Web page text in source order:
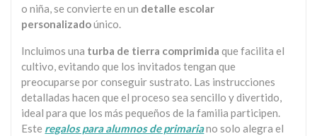
o niña, se convierte en un detalle escolar
personalizadoúnico.
Incluimos una turba de tierra comprimida que facilita el
cultivo, evitando que los invitados tengan que
preocuparse por conseguir sustrato. Las instrucciones
detalladas hacen que el proceso sea sencillo y divertido,
ideal para que los más pequeños de la familia participen.
Este regalos para alumnos de primariano solo alegra el